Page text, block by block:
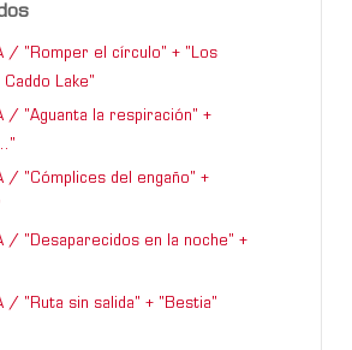
/ "Romper el círculo" + "Los
Lake"
/ "Aguanta la respiración" +
/ "Cómplices del engaño" +
/ "Desaparecidos en la noche" +
/ "Ruta sin salida" + "Bestia"